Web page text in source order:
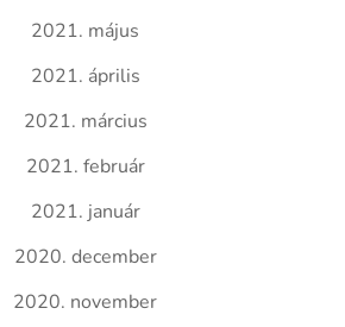
2021. május
2021. április
2021. március
2021. február
2021. január
2020. december
2020. november